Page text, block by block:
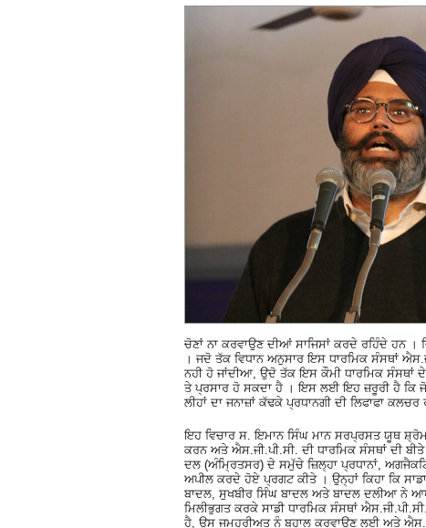
ਚੋਣਾਂ ਨਾ ਕਰਵਾਉਣ ਦੀਆਂ ਸਾਜਿਸਾਂ ਕਰਦੇ ਰਹਿੰਦੇ ਹਨ
। ਜਦੋ ਤੱਕ ਵਿਧਾਨ ਅਨੁਸਾਰ ਇਸ ਧਾਰਮਿਕ ਸੰਸਥਾਂ
ਨਹੀ ਹੋ ਜਾਂਦੀਆ, ਉਦੋ ਤੱਕ ਇਸ ਕੌਮੀ ਧਾਰਮਿਕ ਸੰਸਥਾਂ
ਤੇ ਪ੍ਰਸਾਰ ਹੋ ਸਕਦਾ ਹੈ । ਇਸ ਲਈ ਇਹ ਜ਼ਰੂਰੀ ਹੈ ਕਿ
ਲੀਹਾਂ ਦਾ ਜਨਾਜ਼ਾਂ ਕੱਢਕੇ ਪ੍ਰਧਾਨਗੀ ਦੀ ਲਿਫਾਫਾ
ਇਹ ਵਿਚਾਰ ਸ. ਇਮਾਨ ਸਿੰਘ ਮਾਨ ਸਰਪ੍ਰਸਤ ਯੂਥ
ਕਰਨ ਅਤੇ ਐਸ.ਜੀ.ਪੀ.ਸੀ. ਦੀ ਧਾਰਮਿਕ ਸੰਸਥਾਂ ਦੀ
ਦਲ (ਅੰਮ੍ਰਿਤਸਰ) ਦੇ ਸਮੁੱਚੇ ਜ਼ਿਲ੍ਹਾ ਪ੍ਰਧਾਨਾਂ,
ਅਪੀਲ ਕਰਦੇ ਹੋਏ ਪ੍ਰਗਟ ਕੀਤੇ । ਉਨ੍ਹਾਂ ਕਿਹਾ ਕਿ
ਬਾਦਲ, ਸੁਖਬੀਰ ਸਿੰਘ ਬਾਦਲ ਅਤੇ ਬਾਦਲ ਦਲੀਆ ਨੇ
ਮਿਲੀਭੁਗਤ ਕਰਕੇ ਸਾਡੀ ਧਾਰਮਿਕ ਸੰਸਥਾਂ
ਹੈ, ਉਸ ਜਮਹੂਰੀਅਤ ਨੂੰ ਬਹਾਲ ਕਰਵਾਉਣ ਲਈ ਅਤੇ